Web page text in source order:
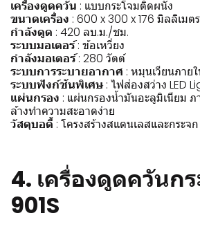
เครื่องดูดควัน : แบบกระโจมติดผนัง
ขนาดเครื่อง : 600 x 300 x 176 มิลลิเมตร
กำลังดูด : 420 ลบ.ม./ชม.
ระบบมอเตอร์: ข้อเหวี่ยง
กำลังมอเตอร์: 280 วัตต์
ระบบการระบายอากาศ : หมุนเวียนภาย
ระบบฟังก์ชันพิเศษ: ไฟส่องสว่าง LED
แผ่นกรอง : แผ่นกรองน้ำมันอะลูมิเนียม
ล้างทำความสะอาดง่าย
วัสดุบอดี้ : โครงสร้างสแตนเลสและกระจก
4. เครื่องดูดควันก
901S